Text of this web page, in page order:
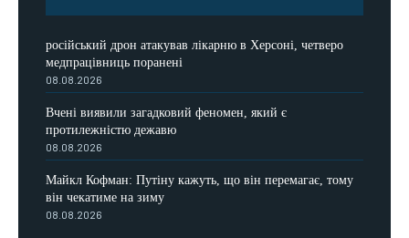
російський дрон атакував лікарню в Херсоні, четверо
медпрацівниць поранені
08.08.2026
Вчені виявили загадковий феномен, який є
протилежністю дежавю
08.08.2026
Майкл Кофман: Путіну кажуть, що він перемагає, тому
він чекатиме на зиму
08.08.2026